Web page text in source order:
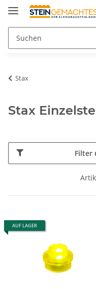
Stax
Stax
Filter
AUF LAGER